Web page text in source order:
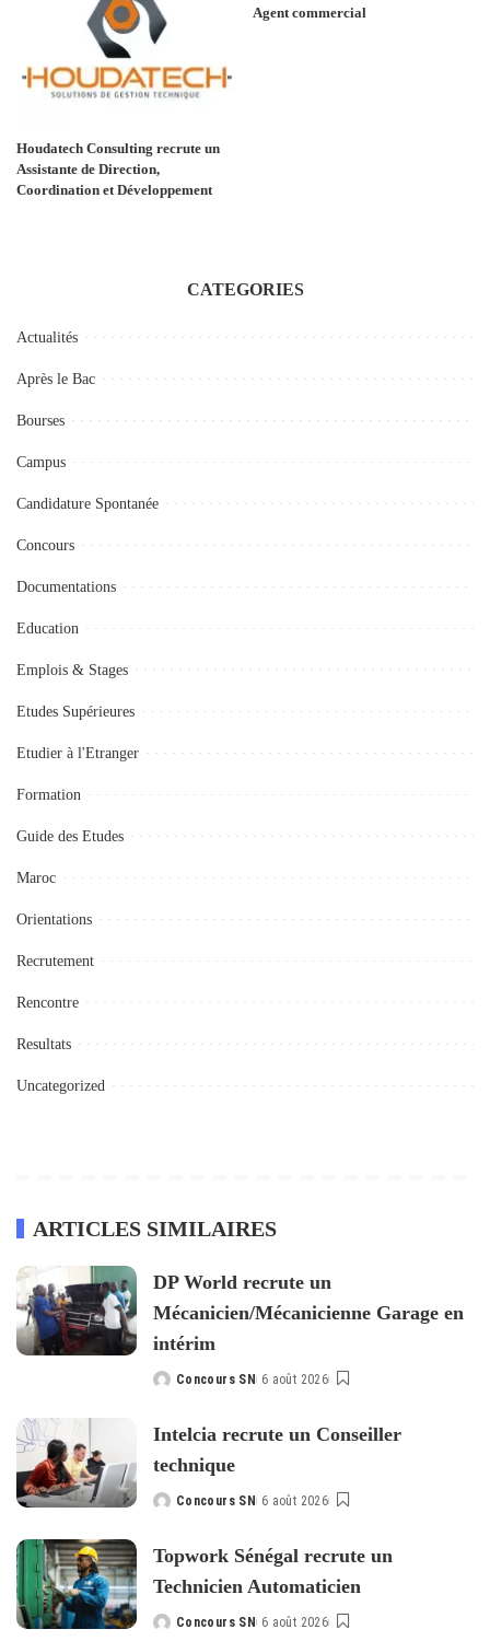
Houdatech Consulting recrute un
Assistante de Direction,
Coordination et Développement
Agent commercial
CATEGORIES
Actualités
Après le Bac
Bourses
Campus
Candidature Spontanée
Concours
Documentations
Education
Emplois & Stages
Etudes Supérieures
Etudier à l'Etranger
Formation
Guide des Etudes
Maroc
Orientations
Recrutement
Rencontre
Resultats
Uncategorized
ARTICLES SIMILAIRES
DP World recrute un
Mécanicien/Mécanicienne Garage en
intérim
Posted
Concours SN 6 août 2026
Intelcia recrute un Conseiller
technique
Posted
Concours SN 6 août 2026
Topwork Sénégal recrute un
Technicien Automaticien
Posted
Concours SN 6 août 2026